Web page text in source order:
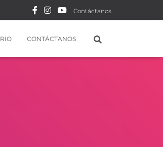
Contáctanos
CONTÁCTANOS